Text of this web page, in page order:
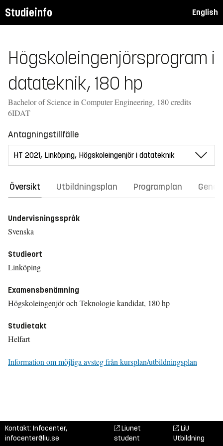
Studieinfo English
Högskoleingenjörsprogram i
datateknik, 180 hp
Bachelor of Science in Computer Engineering, 180 credits
6IDAT
Antagningstillfälle
Översikt Utbildningsplan Programplan
Undervisningsspråk
Svenska
Studieort
Linköping
Examensbenämning
Högskoleingenjör och Teknologie kandidat, 180 hp
Studietakt
Helfart
Information om möjliga avsteg från kursplan/utbildningsplan
Kontakt: Infocenter,
infocenter@liu.se
Liunet
student
LiU
Utbildning